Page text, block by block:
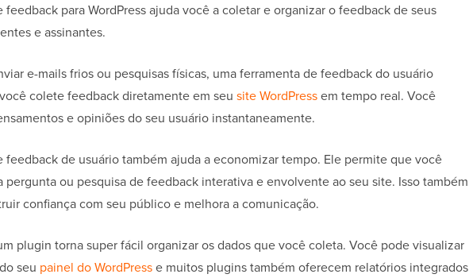
feedback para WordPress ajuda você a coletar e organizar o feedback de seus
e assinantes.
e-mails frios ou pesquisas físicas, uma ferramenta de feedback do usuário
colete feedback diretamente em seu site WordPressem tempo real. Você
e opiniões do seu usuário instantaneamente.
feedback de usuário também ajuda a economizar tempo. Ele permite que você
pergunta ou pesquisa de feedback interativa e envolvente ao seu site. Isso também
confiança com seu público e melhora a comunicação.
plugin torna super fácil organizar os dados que você coleta. Você pode visualizar
seu painel do WordPresse muitos plugins também oferecem relatórios integrados